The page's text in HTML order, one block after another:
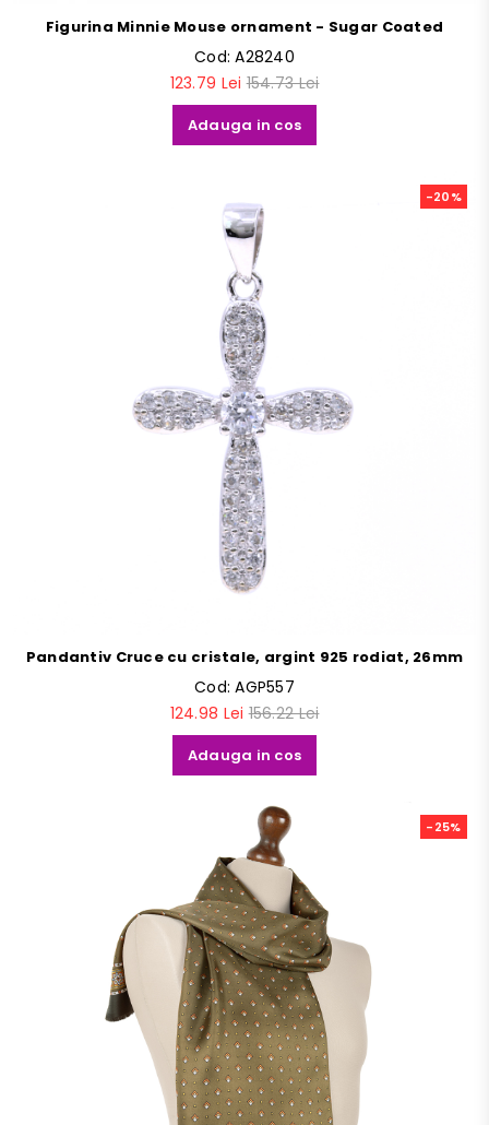
Figurina Minnie Mouse ornament - Sugar Coated
Cod:A28240
123.79 Lei154.73 Lei
Adauga in cos
-20%
Pandantiv Cruce cu cristale, argint 925 rodiat, 26mm
Cod:AGP557
124.98 Lei156.22 Lei
Adauga in cos
-25%